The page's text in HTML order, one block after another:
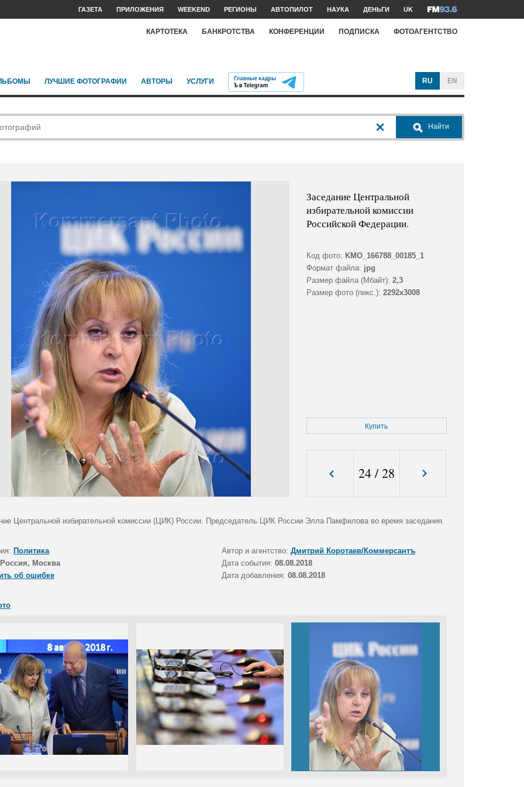
ГАЗЕТА ПРИЛОЖЕНИЯ WEEKEND РЕГИОНЫ АВТОПИЛОТ НАУКА ДЕНЬГИ UK
КАРТОТЕКА БАНКРОТСТВА КОНФЕРЕНЦИИ ПОДПИСКА ФОТОАГЕНТСТВО
ЛУЧШИЕ ФОТОГРАФИИ АВТОРЫ УСЛУГИ RU EN
Найти
Заседание Центральной
избирательной комиссии
Российской Федерации.
Код фото: KMO_166788_00185_1
Формат файла: jpg
Размер файла (Мбайт): 2,3
Размер фото (пикс.): 2292x3008
Купить
24/28
Центральной избирательной комиссии (ЦИК) России. Председатель ЦИК России Элла Памфилова во время заседания.
Политика Автор и агентство: Дмитрий Коротаев/Коммерсантъ
Россия, Москва Дата события: 08.08.2018
об ошибке
Дата добавления: 08.08.2018